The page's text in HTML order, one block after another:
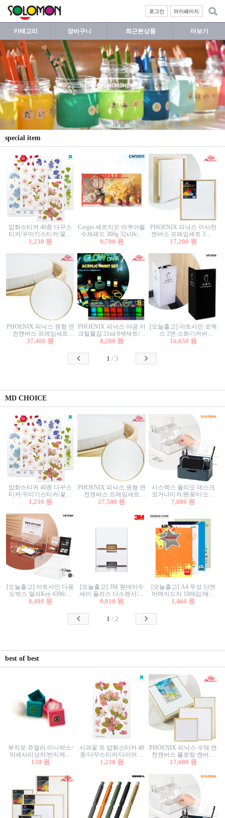
마이페이지
로그인
카테고리 장바구니 최근본상품 더보기
special item
압화스티커 40종 다꾸스
티커/꾸미기스티커/꽃스
티커/압화꽃책갈피/팬시
1,230 원
Cergio 세르지오 아쿠아렐
수채패드 300g 32x18cm
12매 1면제본
9,700 원
PHOENIX 피닉스 아사천
캔버스 프레임세트 3호F
27.3x22cm 캔버스와 올림
17,200 원
PHOENIX 피닉스 원형 면
천캔버스 프레임세트
40cm/원형캔버스/플로팅
37,400 원
PHOENIX 피닉스 야광 아
크릴물감 21ml 8색세트/야
광물감
8,200 원
[오늘출고] 아트사인 포멕
스 2면 소화기커버
1470/1471/소화기커버/소
함/소화기거치대/소화기
16,650 원
1 / 3
MD CHOICE
압화스티커 40종 다꾸스
티커/꾸미기스티커/꽃스
티커/압화꽃책갈피/팬시
1,230 원
PHOENIX 피닉스 원형 면
천캔버스 프레임세트
30cm/원형캔버스/플로팅
27,500 원
시스맥스 올리오 데스크
오거나이저/펜꽂이/소품
꽂이/소품함/정리함/수납
7,800 원
[오늘출고] 아트사인 다용
도박스 열쇠Key 4396/투
표함/건의함/모금함/응모
8,400 원
[오늘출고] 3M 원데이수
세미 플러스 디스펜서/소
프트수세미5매+강력수세
9,910 원
[오늘출고] A4 두성 단면
머메이드지 10매입/매직
터치/색지/색상지/색복사
칼라색지/고급복사지
1,460 원
1 / 2
best of best
부직포 쥬얼리 미니박스/
악세사리상자/반지케이
스/반지상자/귀걸이상자/
130 원
사과꽃 외 압화스티커 40
종/다꾸스티커/다이어리
꾸미기/꽃스티커/자연물
1,230 원
PHOENIX 피닉스 수채 면
천캔버스 플로팅 캔버스
프레임세트 30x30cm/액자
17,600 원